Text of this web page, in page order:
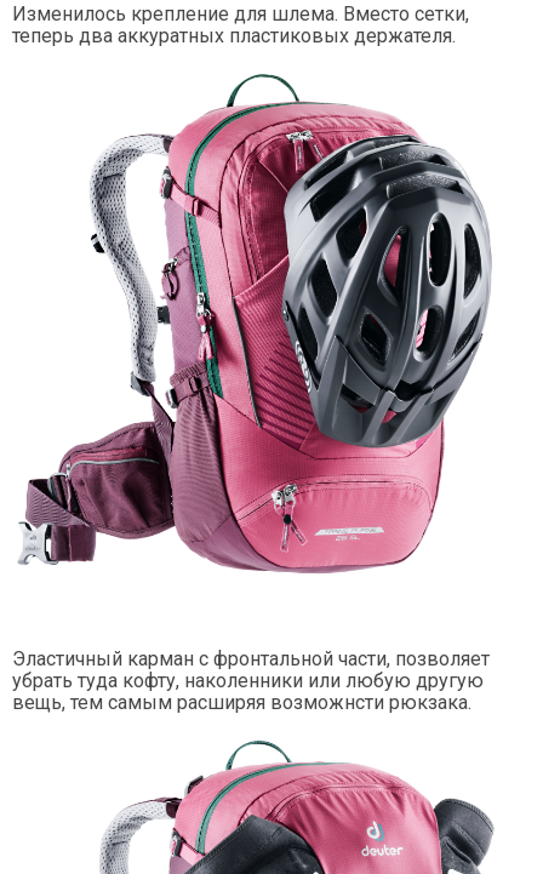
Изменилось крепление для шлема. Вместо сетки,
теперь два аккуратных пластиковых держателя.
Эластичный карман с фронтальной части, позволяет
убрать туда кофту, наколенники или любую другую
вещь, тем самым расширяя возможнсти рюкзака.